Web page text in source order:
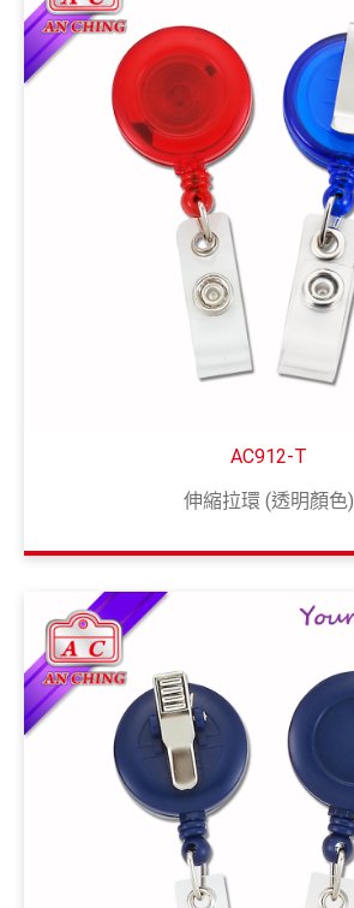
AC912-T
伸縮拉環 (透明顏色)